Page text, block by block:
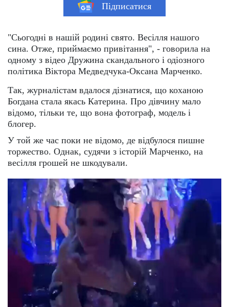
Підписатися
"Сьогодні в нашій родині свято. Весілля нашого
сина. Отже, приймаємо привітання", - говорила на
одному з відео Дружина скандального і одіозного
політика Віктора Медведчука-Оксана Марченко.
Так, журналістам вдалося дізнатися, що коханою
Богдана стала якась Катерина. Про дівчину мало
відомо, тільки те, що вона фотограф, модель і
блогер.
У той же час поки не відомо, де відбулося пишне
торжество. Однак, судячи з історій Марченко, на
весілля грошей не шкодували.